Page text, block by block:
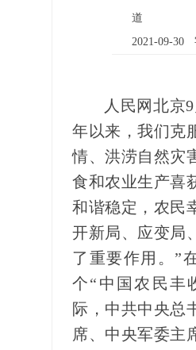
道
2021-09-30
人民网北京
年以来，我们克
情、洪涝自然灾
食和农业生产喜
和谐稳定，农民
开新局、应变局
了重要作用。”
个“中国农民丰
际，中共中央总
席、中央军委主